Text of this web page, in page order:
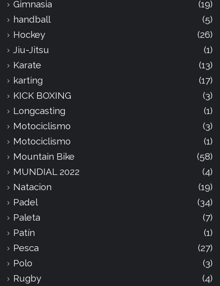
Gimnasia
(19)
handball
(5)
Hockey
(26)
Jiu-Jitsu
(1)
Karate
(13)
karting
(17)
KICK BOXING
(3)
Longcasting
(1)
Motociclismo
(3)
Motociclismo
(1)
Mountain Bike
(58)
MUNDIAL 2022
(4)
Natacion
(19)
Padel
(34)
Paleta
(7)
Patín
(1)
Pesca
(27)
Polo
(3)
Rugby
(4)